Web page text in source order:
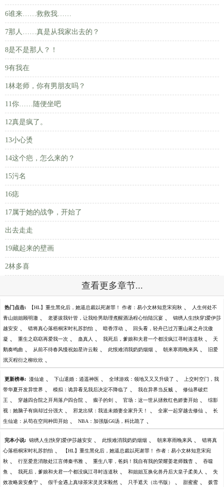
6谁来……救救我……
7那人……真是从我家出去的？
8是不是那人？！
9有我在
1林老师，你有男朋友吗？
11你……随便坐吧
12真是疯了。
13小心烫
14这个疤，怎么来的？
15污名
16痣
17属于她的战争，开始了
出去走走
19藏起来的壁画
2林多喜
查看更多章节...
热门点击: 【HL】重生黑化后，她逼总裁以死谢罪！ 作者：易小文林知意宋宛秋 、 人生何处不
青山姐姐顾明澈 、 老婆拔我针管，让我给男助理煮醒酒汤程心怡陆沉宴 、 锦绣人生[快穿]爱伊莎
越安安 、 错将真心落梧桐宋时礼苏韵怡 、 暗香浮动 、 回头看，轻舟已过万重山蒋之舟沈傲
凝 、 重生之窈窈再爱我一次 、 蛊真人 、 我死后，爹娘和夫君一个都没疯江寻时连道秋 、 天
鹅奏鸣曲 、 从前不待春风慢祝如星许云毅 、 此恨难消我奶奶烟烟 、 朝来寒雨晚来风 、 旧爱
泯灭程衍之柳欣欣 、
更新榜单: 漫仙途 、 下山退婚：逍遥神医 、 全球游戏：领地又又又升级了 、 上交时空门，我
带华夏开发异世界 、 模拟：诡异看见我后决定不降临了 、 我在异界当反贼 、 修仙界破烂
王 、 穿越四合院之开局落户四合院 、 瘸子的剑 、 官场：这一世从拯救红色娇妻开始 、 综影
视：她脑子有病却过分强大 、 邪龙出狱：我送未婚妻全家升天！ 、 全家一起穿越去修仙 、 长
生仙途：从苟在空间种田开始 、 NBA：加强版G6汤，科比跪了 、
完本小说: 锦绣人生[快穿]爱伊莎越安安 、 此恨难消我奶奶烟烟 、 朝来寒雨晚来风 、 错将真
心落梧桐宋时礼苏韵怡 、 【HL】重生黑化后，她逼总裁以死谢罪！ 作者：易小文林知意宋宛
秋 、 行至爱意消散处江言傅秦书雅 、 重生八零，爸妈！我自有我的荣耀姜老师魏杳 、 吞噬
鱼 、 我死后，爹娘和夫君一个都没疯江寻时连道秋 、 和姐姐互换化兽丹后大皇子柔美人 、 失
效攻略裴安桑宁 、 假千金遇上真绿茶宋灵灵宋毅然 、 只手遮天（出书版） 、 甜蜜蜜 、 拨雪